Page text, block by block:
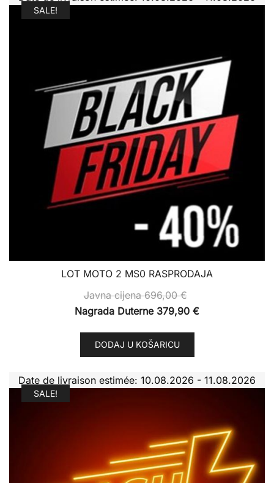
SALE!
LOT MOTO 2 MS0 RASPRODAJA
Javna cijena696,00€
Nagrada Duterne 379,90 €
DODAJ U KOŠARICU
Date de livraison estimée: 10.08.2026 - 11.08.2026
SALE!